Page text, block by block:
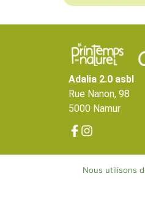
Adalia 2.0 asbl
Rue Nanon, 98
5000 Namur
Nous utilisons